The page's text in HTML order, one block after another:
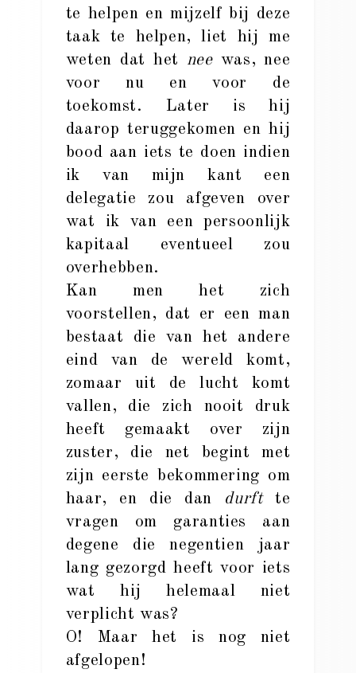
te helpen en mijzelf bij deze
taak te helpen, liet hij me
weten dat het neewas, nee
voor nu en voor de
toekomst. Later is hij
daarop teruggekomen en hij
bood aan iets te doen indien
ik van mijn kant een
delegatie zou afgeven over
wat ik van een persoonlijk
kapitaal eventueel zou
overhebben.
Kan men het zich
voorstellen, dat er een man
bestaat die van het andere
eind van de wereld komt,
zomaar uit de lucht komt
vallen, die zich nooit druk
heeft gemaakt over zijn
zuster, die net begint met
zijn eerste bekommering om
haar, en die dan durftte
vragen om garanties aan
degene die negentien jaar
lang gezorgd heeft voor iets
wat hij helemaal niet
verplicht was?
O! Maar het is nog niet
afgelopen!